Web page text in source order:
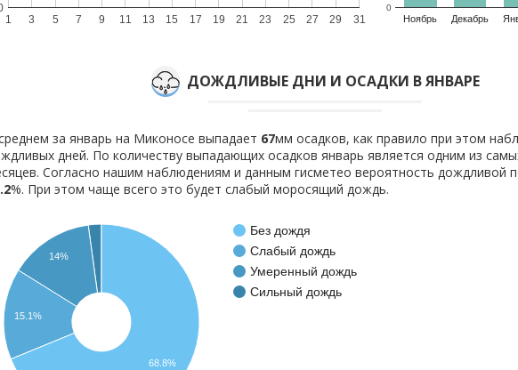
1 3 5 7 9 11 13 15 17 19 21 23 25 27 29 31 Ноябрь Декабрь
0
ДОЖДЛИВЫЕ ДНИ И ОСАДКИ В ЯНВАРЕ
за январь на Миконосе выпадает 67мм осадков, как правило при этом
дней. По количеству выпадающих осадков январь является одним из
Согласно нашим наблюдениям и данным гисметео вероятность дождливой
%. При этом чаще всего это будет слабый моросящий дождь.
Без дождя
Слабый дождь
Умеренный дождь
Сильный дождь
14%
15.1%
68.8%